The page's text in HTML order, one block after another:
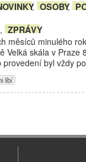
, OSOBY,
, ZPRÁVY
měsíců minulého
Velká skála v
provedení byl vždy